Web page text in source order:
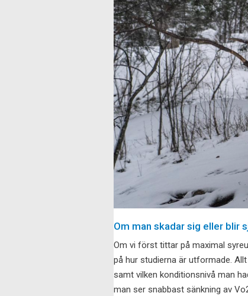
Om man skadar sig eller blir
Om vi först tittar på maximal
på hur studierna är utformade.
samt vilken konditionsnivå man
man ser snabbast sänkning av